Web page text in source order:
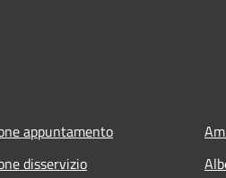
appuntamento
disservizio